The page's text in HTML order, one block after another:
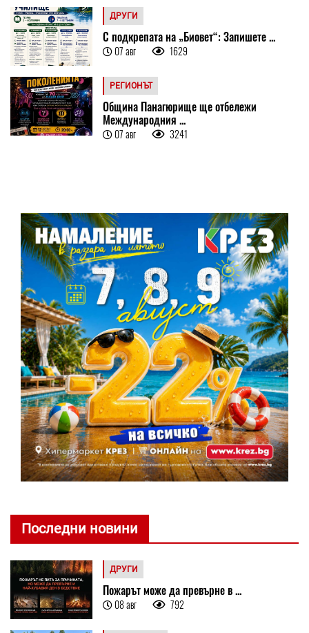
ДРУГИ
С подкрепата на „Биовет“: Запишете ...
07 авг 1629
РЕГИОНЪТ
Община Панагюрище ще отбележи
Международния ...
07 авг 3241
Последни новини
ДРУГИ
Пожарът може да превърне в ...
08 авг 792